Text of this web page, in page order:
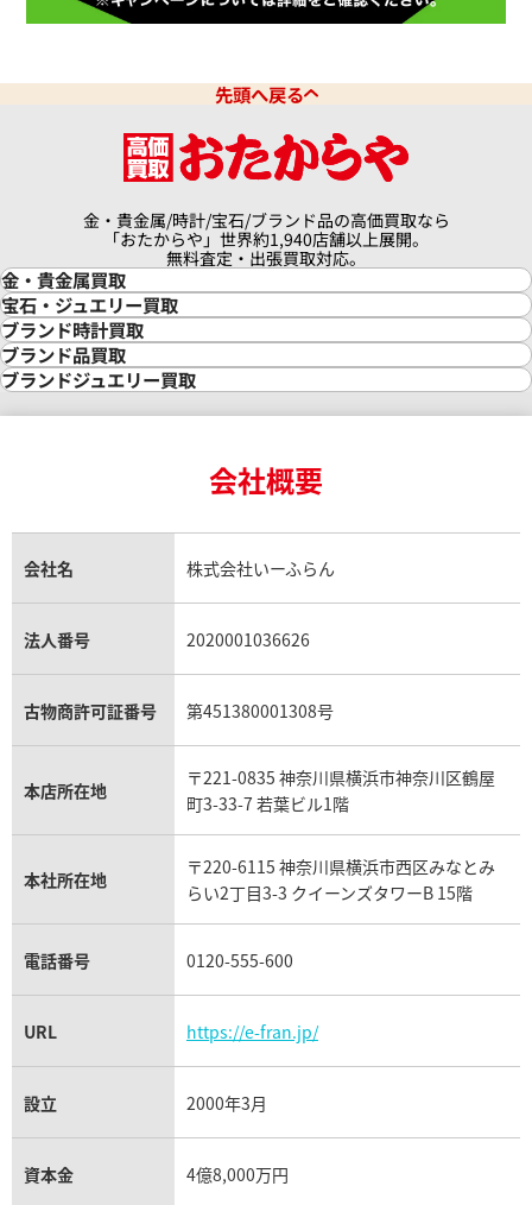
先頭へ戻る
金・貴金属/時計/宝石/ブランド品の高価買取なら
「おたからや」世界約1,940店舗以上展開。
無料査定・出張買取対応。
金・貴金属買取
金買取
金の相場価格情報
金の参考買取価格一覧
インゴット買取
インゴットの相場価格情報
24金買取
金貨買取
貴金属買取
銀・シルバー買取
パラジウム買取
宝石・ジュエリー買取
宝石・ジュエリー買取
ダイヤモンド買取
ダイヤモンド・宝石の参考価格一覧
リング・結婚指輪買取
エメラルド買取
トパーズ買取
タンザナイト買取
キャッツアイ買取
アクアマリン買取
ブランド時計買取
時計買取
ロレックス買取
ロレックス デイトナ買取
ロレックス サブマリーナー買取
ロレックス エクスプローラー買取
ロレックス デイトジャスト買取
パテック フィリップノーチラス買取
ヴァシュロン・コンスタンタン買取
オメガ買取
カルティエ買取
フランク ミュラー買取
リシャール・ミル買取
パネライ買取
チューダー（チュードル）買取
ブランド品買取
ブランド買取
シャネル マトラッセ買取
セリーヌ買取
プラダ買取
ブランドジュエリー買取
ヴァンクリーフ＆アーペル買取
ショーメ買取
ダミアーニ買取
モーブッサン買取
会社概要
会社名 株式会社いーふらん
法人番号 2020001036626
古物商許可証番号 第451380001308号
本店所在地
〒221-0835 神奈川県横浜市神奈川区鶴屋
町3-33-7 若葉ビル1階
本社所在地
〒220-6115 神奈川県横浜市西区みなとみ
らい2丁目3-3 クイーンズタワーB 15階
電話番号 0120-555-600
URL https://e-fran.jp/
設立 2000年3月
資本金 4億8,000万円